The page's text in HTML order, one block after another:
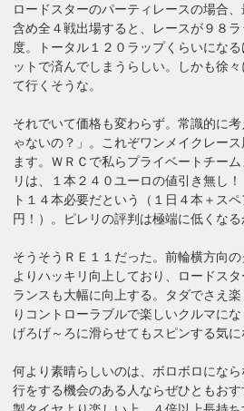
ロードスターのパーティレースの場合
含め全４戦出場すると、レースが９８
度。トータル１２０ラップくらいにな
ットで済んでしまうらしい。しかも徐
て行くそうな。
それでいて価格も変わらず。常識的に
ゃないの？」。これぞワンメイクレー
ます。ＷＲＣで私らプライベートチー
リは、１本２４０ユーロの値引き無し
ト１４本必要だという（１日４本＋ス
円！）。ピレリの評判は極端に低くなる
そうそうＲＥ１１だった。前輪横方向
よりハッキリ向上しており、ロードス
ランスも大幅に向上する。タダでさえ
りコントローラブルで楽しいクルマに
げろげ～ろに滑らせてもスピンする気に
何より素晴らしいのは、ボロボロにな
行をする機会のある人ならぜひともお